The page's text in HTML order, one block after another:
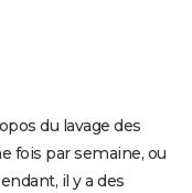
du lavage des
fois par semaine, ou
il y a des